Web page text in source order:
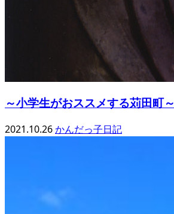
～小学生がおススメする苅田町～
2021.10.26かんだっ子日記